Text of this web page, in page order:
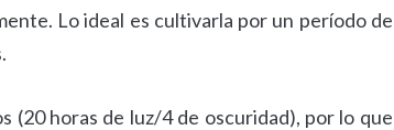
Lo ideal es cultivarla por un período de
horas de luz/4 de oscuridad), por lo que